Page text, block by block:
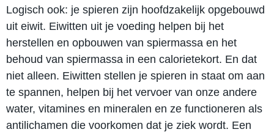
Logisch ook: je spieren zijn hoofdzakelijk opgebouwd
uit eiwit. Eiwitten uit je voeding helpen bij het
herstellen en opbouwen van spiermassa en het
behoud van spiermassa in een calorietekort. En dat
niet alleen. Eiwitten stellen je spieren in staat om aan
te spannen, helpen bij het vervoer van onze andere
water, vitamines en mineralen en ze functioneren als
antilichamen die voorkomen dat je ziek wordt. Een